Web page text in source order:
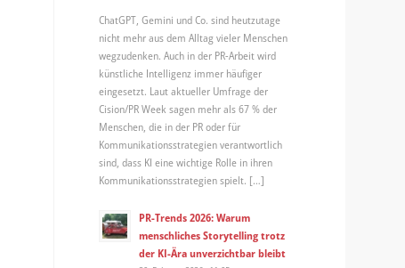
ChatGPT, Gemini und Co. sind heutzutage
nicht mehr aus dem Alltag vieler Menschen
wegzudenken. Auch in der PR-Arbeit wird
künstliche Intelligenz immer häufiger
eingesetzt. Laut aktueller Umfrage der
Cision/PR Week sagen mehr als 67 % der
Menschen, die in der PR oder für
Kommunikationsstrategien verantwortlich
sind, dass KI eine wichtige Rolle in ihren
Kommunikationsstrategien spielt. […]
PR-Trends 2026: Warum
menschliches Storytelling trotz
der KI-Ära unverzichtbar bleibt